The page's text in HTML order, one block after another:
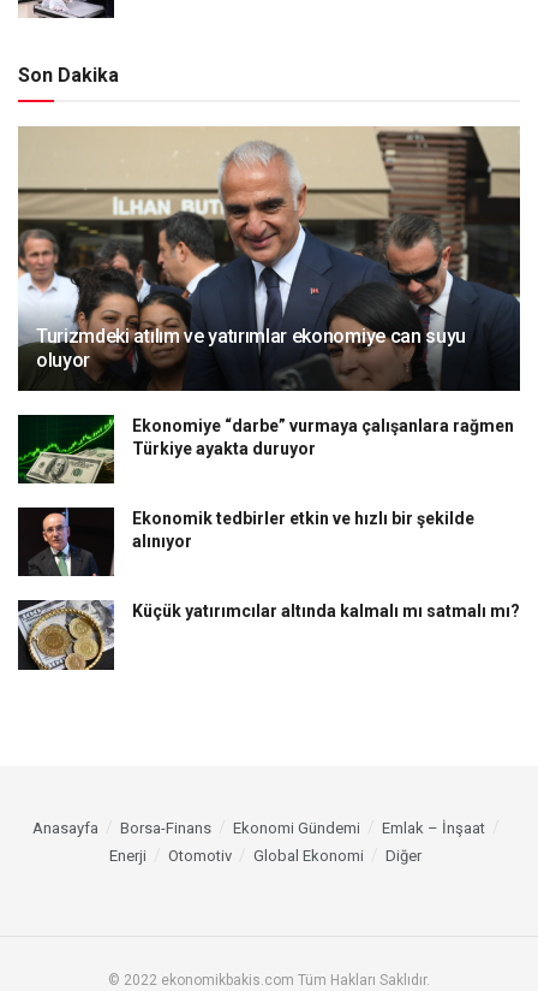
Son Dakika
Turizmdeki atılım ve yatırımlar ekonomiye can suyu
oluyor
Ekonomiye “darbe” vurmaya çalışanlara rağmen
Türkiye ayakta duruyor
Ekonomik tedbirler etkin ve hızlı bir şekilde
alınıyor
Küçük yatırımcılar altında kalmalı mı satmalı mı?
Anasayfa Borsa-Finans Ekonomi Gündemi
Emlak – İnşaat
Enerji
Otomotiv Global Ekonomi Diğer
© 2022 ekonomikbakis.com Tüm Hakları Saklıdır.